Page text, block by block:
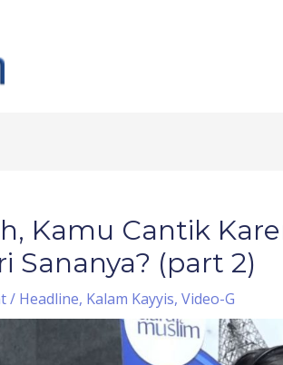
Kamu Cantik
Sananya? (part 2)
/ Headline, Kalam Kayyis, Video-G